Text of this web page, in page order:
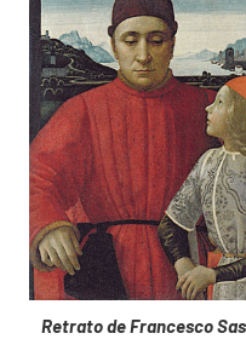
Retrato de Francesco